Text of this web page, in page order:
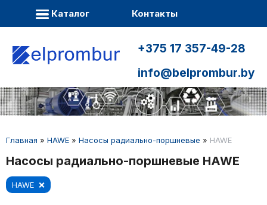
Каталог Контакты
+375 17 357-49-28
info@belprombur.by
Главная » HAWE » Насосы радиально-поршневые » HAWE
Насосы радиально-поршневые HAWE
HAWE